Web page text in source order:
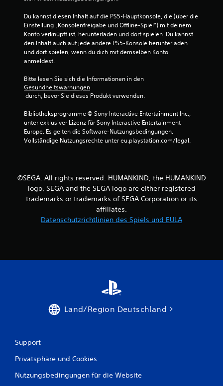
Du kannst diesen Inhalt auf die PS5-Hauptkonsole, die (über die
Einstellung „Konsolenfreigabe und Offline-Spiel“) mit deinem
Konto verknüpft ist, herunterladen und dort spielen. Du kannst
den Inhalt auch auf jede andere PS5-Konsole herunterladen
und dort spielen, wenn du dich mit demselben Konto
anmeldest.
Bitte lesen Sie sich die Informationen in den
Gesundheitswarnungen
durch, bevor Sie dieses Produkt verwenden.
Bibliotheksprogramme © Sony Interactive Entertainment Inc.,
unter exklusiver Lizenz für Sony Interactive Entertainment
Europe. Es gelten die Software-Nutzungsbedingungen.
Vollständige Nutzungsrechte unter eu.playstation.com/legal.
©SEGA. All rights reserved. HUMANKIND, the HUMANKIND
logo, SEGA and the SEGA logo are either registered
trademarks or trademarks of SEGA Corporation or its
affiliates.
Datenschutzrichtlinien des Spiels und EULA
Land/Region Deutschland
Support
Privatsphäre und Cookies
Nutzungsbedingungen für die Website